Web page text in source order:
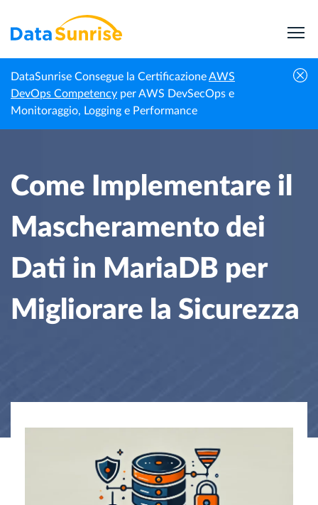
DataSunrise Consegue la CertificazioneAWS
DevOps Competency per AWS DevSecOps e
Monitoraggio, Logging e Performance
Homepage
Centro di
Conoscenza
Come Implementare il Mascheramento dei Dati
in MariaDB per Migliorare la Sicurezza
Come Implementare il
Mascheramento dei
Dati in MariaDB per
Migliorare la Sicurezza